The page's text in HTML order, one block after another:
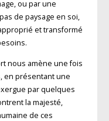
ou par une
de paysage en soi,
et transformé
nous amène une fois
en présentant une
par quelques
la majesté,
de ces